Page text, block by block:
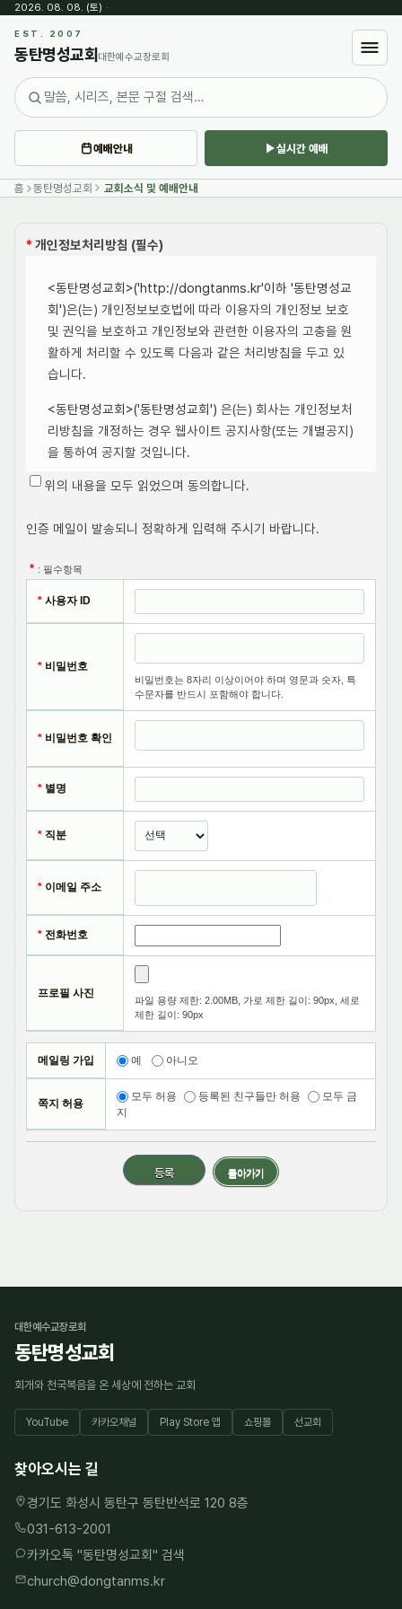
2026. 08. 08. (토) ·
EST. 2007
동탄명성교회 대한예수교장로회
예배안내 실시간 예배
홈 동탄명성교회 교회소식 및 예배안내
* 개인정보처리방침 (필수)
<동탄명성교회>('http://dongtanms.kr'이하 '동탄명성교
회')은(는) 개인정보보호법에 따라 이용자의 개인정보 보호
및 권익을 보호하고 개인정보와 관련한 이용자의 고충을 원
활하게 처리할 수 있도록 다음과 같은 처리방침을 두고 있
습니다.
<동탄명성교회>('동탄명성교회') 은(는) 회사는 개인정보처
리방침을 개정하는 경우 웹사이트 공지사항(또는 개별공지)
을 통하여 공지할 것입니다.
○ 본 방침은부터2008년 1월 1일부터 시행됩니다.
('http://dongtanms.kr'이하 '동탄명성교회')은(는) 개
인정보를 다음의 목적을 위해 처리합니다. 처리한 개인정보
는 다음의 목적이외의 용도로는 사용되지 않으며 이용 목적
가. 홈페이지 회원가입 및 관리
회원 가입의사 확인, 회원제 서비스 제공에 따른 본인 식별·
인증, 회원자격 유지·관리, 제한적 본인확인제 시행에 따른
본인확인, 서비스 부정이용 방지 등을 목적으로 개인정보를
나. 재화 또는 서비스 제공
서비스 제공, 콘텐츠 제공, 맞춤 서비스 제공 등을 목적으로
개인정보를 처리합니다.
2. 개인정보 파일 현황
1. 개인정보 파일명 : 동탄명성교회
- 개인정보 항목 : 이메일, 비밀번호, 로그인ID, 생년월일,
이름, 직책, 서비스 이용 기록, 접속 로그, 접속 IP 정보
- 수집방법 : 홈페이지
- 보유근거 : 동탄명성교회 홈페이지 이용자 파악
- 보유기간 : 3년
- 관련법령 : 신용정보의 수집/처리 및 이용 등에 관한 기록
①<동탄명성교회>('동탄명성교회')
를 처리,보유합니다.
② 각각의 개인정보 처리 및 보유 기간은 다음과 같습니다.
1.<홈페이지 회원가입 및 관리>
여 보유.이용됩니다.
-보유근거 : 동탄명성교회 홈페이지 이용자 파악
위의 내용을 모두 읽었으며 동의합니다.
인증 메일이 발송되니 정확하게 입력해 주시기 바랍니다.
* : 필수항목
* 사용자 ID
* 비밀번호
비밀번호는 8자리 이상이어야 하며 영문과 숫자, 특
수문자를 반드시 포함해야 합니다.
* 비밀번호 확인
* 별명
* 직분
* 이메일 주소
* 전화번호
프로필 사진
파일 용량 제한: 2.00MB, 가로 제한 길이: 90px, 세로
제한 길이: 90px
메일링 가입 예 아니오
쪽지 허용
모두 허용 등록된 친구들만 허용
모두 금
지
돌아가기
대한예수교장로회
동탄명성교회
회개와 천국복음을 온 세상에 전하는 교회
YouTube 카카오채널 Play Store 앱 쇼핑몰 선교회
찾아오시는 길
경기도 화성시 동탄구 동탄반석로 120 8층
031-613-2001
카카오톡 "동탄명성교회" 검색
church@dongtanms.kr